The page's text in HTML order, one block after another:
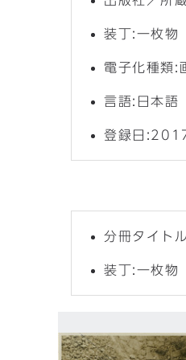
装丁:一枚物
電子化種類:
言語:日本語
登録日
分冊タイト
装丁:一枚物